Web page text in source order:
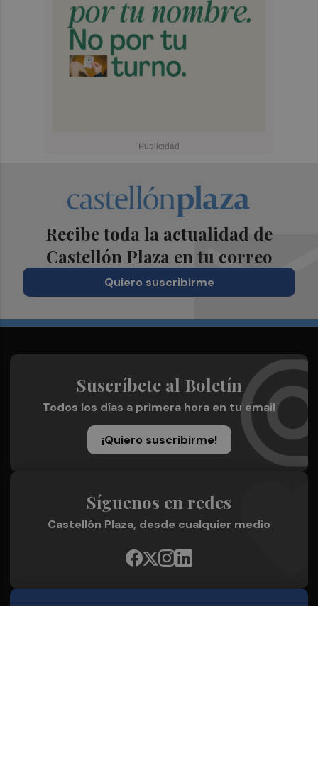
Recibe toda la actualidad de
Castellón Plaza en tu correo
Quiero suscribirme
Suscríbete al Boletín
Todos los días a primera hora en tu email
¡Quiero suscribirme!
Síguenos en redes
Castellón Plaza, desde cualquier medio